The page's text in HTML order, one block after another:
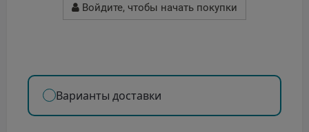
Войдите, чтобы начать покупки
Варианты доставки